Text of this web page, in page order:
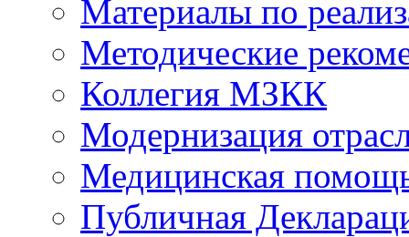
Материалы по
Методические
Коллегия МЗКК
Модернизация
Медицинская
Публичная